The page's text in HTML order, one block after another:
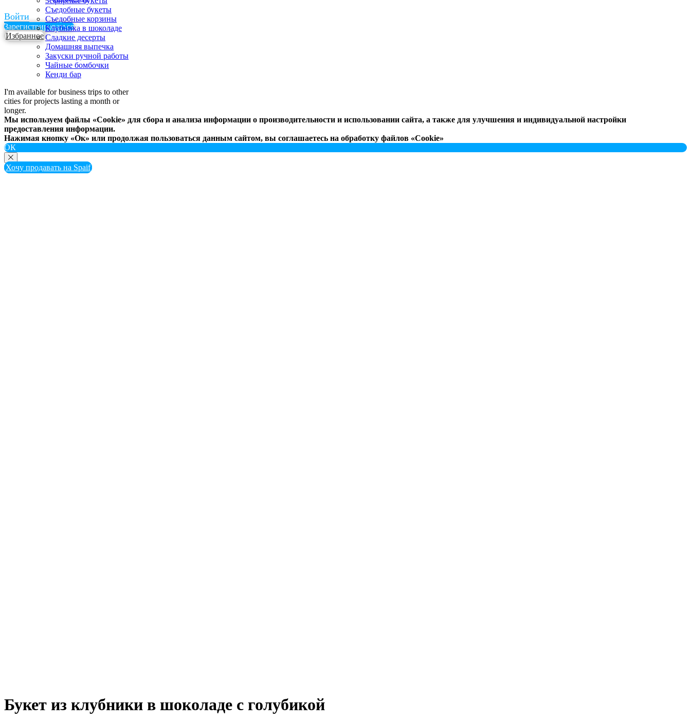
Войти
Зарегистрироваться
Избранное
Съедобные букеты
Съедобные корзины
Клубника в шоколаде
Сладкие десерты
Домашняя выпечка
Закуски ручной работы
Чайные бомбочки
Кенди бар
I'm available for business trips to other
cities for projects lasting a month or
longer.
Мы используем файлы «Cookie» для сбора и анализа информации о производительности и использовании сайта, а также для улучшения и индивидуальной настройки
предоставления информации.
Нажимая кнопку «Ок» или продолжая пользоваться данным сайтом, вы соглашаетесь на обработку файлов «Cookie»
ОК
Хочу продавать на Spaif
Букет из клубники в шоколаде с голубикой